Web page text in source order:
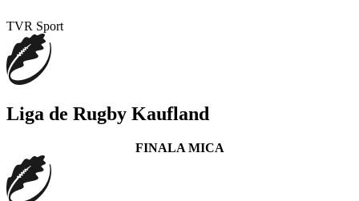
TVR Sport
Liga de Rugby Kaufland
FINALA MICA